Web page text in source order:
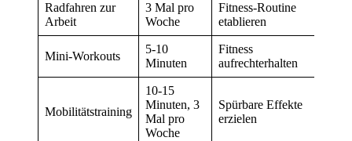
Radfahren zur
Arbeit
3 Mal pro
Woche
Fitness-Routine
etablieren
Mini-Workouts
5-10
Minuten
Fitness
aufrechterhalten
Mobilitätstraining
10-15
Minuten, 3
Mal pro
Woche
Spürbare Effekte
erzielen